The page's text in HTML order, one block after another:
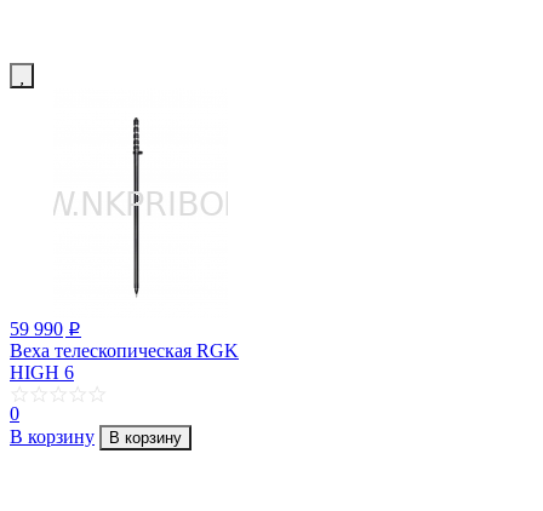
59 990 p
Веха телескопическая RGK
HIGH 6
0
В корзину
В корзину